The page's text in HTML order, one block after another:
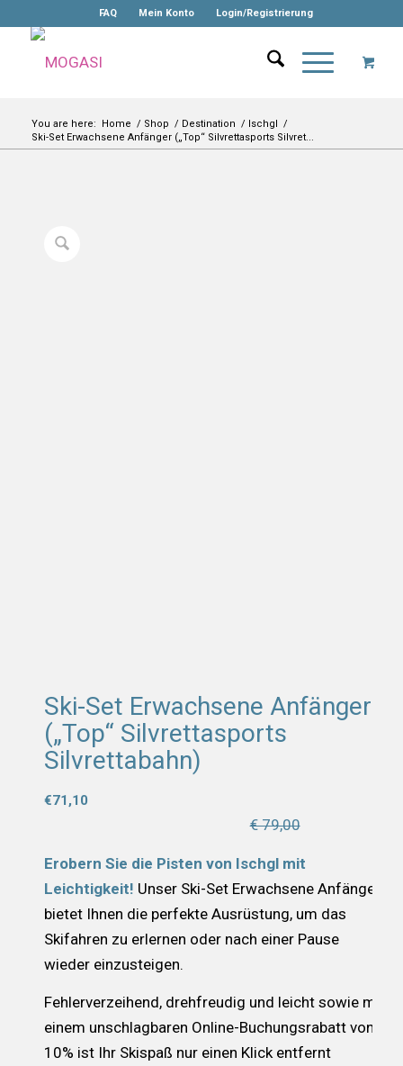
FAQ Mein Konto Login/Registrierung
You are here: Home / Shop / Destination / Ischgl /
Ski-Set Erwachsene Anfänger („Top“ Silvrettasports Silvret...
Ski-Set Erwachsene Anfänger
(„Top“ Silvrettasports
Silvrettabahn)
€71,10
€ 79,00
Erobern Sie die Pisten von Ischgl mit
Leichtigkeit! Unser Ski-Set Erwachsene Anfänger
bietet Ihnen die perfekte Ausrüstung, um das
Skifahren zu erlernen oder nach einer Pause
wieder einzusteigen.
Fehlerverzeihend, drehfreudig und leicht sowie mit
einem unschlagbaren Online-Buchungsrabatt von
10% ist Ihr Skispaß nur einen Klick entfernt